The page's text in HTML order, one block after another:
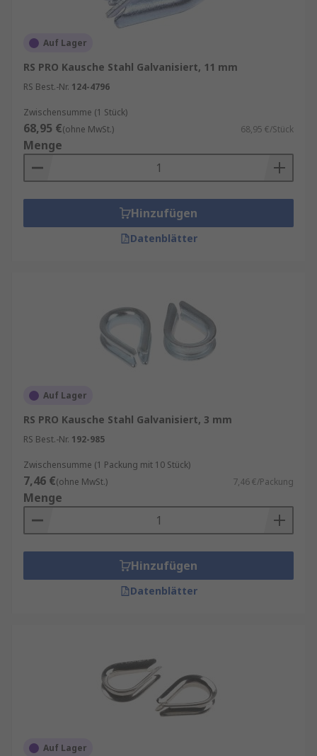
Auf Lager
RS PRO Kausche Stahl Galvanisiert, 11 mm
RS Best.-Nr. 124-4796
Zwischensumme (1 Stück)
68,95 €(ohne MwSt.) 68,95 €/Stück
Menge
Hinzufügen
Datenblätter
Auf Lager
RS PRO Kausche Stahl Galvanisiert, 3 mm
RS Best.-Nr. 192-985
Zwischensumme (1 Packung mit 10 Stück)
7,46 €(ohne MwSt.) 7,46 €/Packung
Menge
Hinzufügen
Datenblätter
Auf Lager